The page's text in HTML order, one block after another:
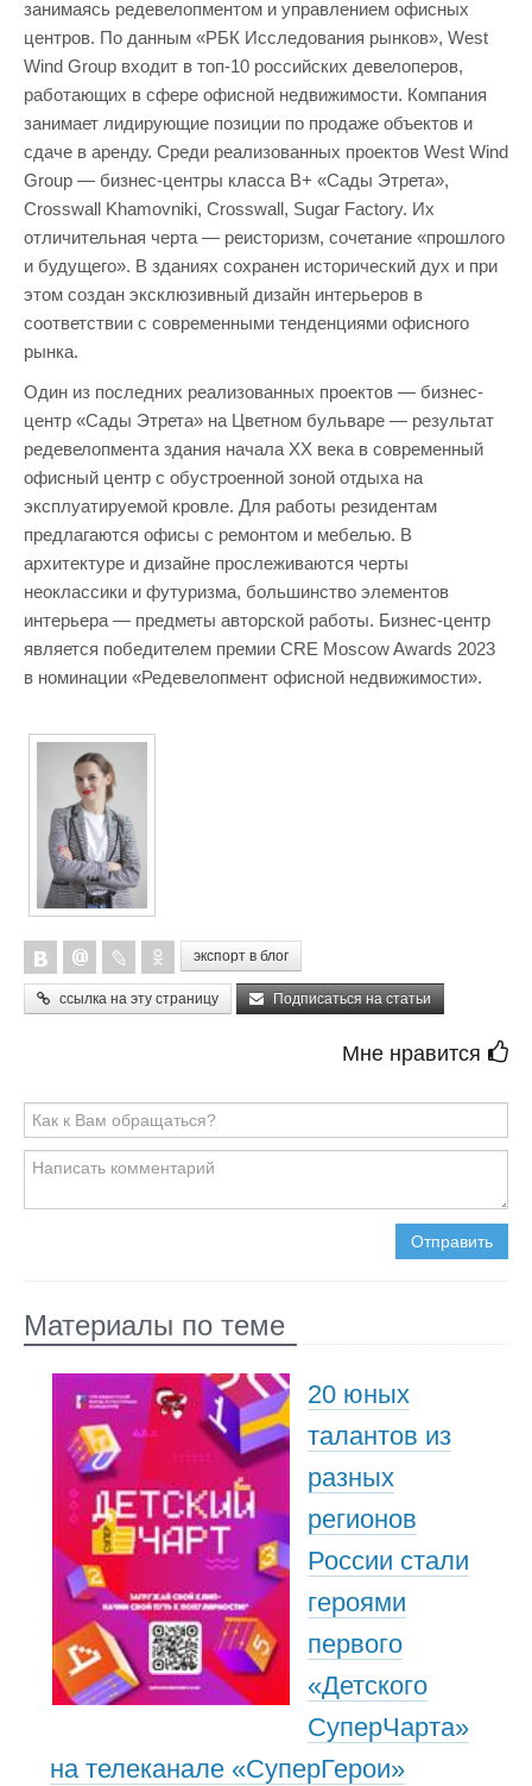
занимаясь редевелопментом и управлением офисных
центров. По данным «РБК Исследования рынков», West
Wind Group входит в топ-10 российских девелоперов,
работающих в сфере офисной недвижимости. Компания
занимает лидирующие позиции по продаже объектов и
сдаче в аренду. Среди реализованных проектов West Wind
Group — бизнес-центры класса В+ «Сады Этрета»,
Crosswall Khamovniki, Crosswall, Sugar Factory. Их
отличительная черта — реисторизм, сочетание «прошлого
и будущего». В зданиях сохранен исторический дух и при
этом создан эксклюзивный дизайн интерьеров в
соответствии с современными тенденциями офисного
рынка.
Один из последних реализованных проектов — бизнес-
центр «Сады Этрета» на Цветном бульваре — результат
редевелопмента здания начала ХХ века в современный
офисный центр с обустроенной зоной отдыха на
эксплуатируемой кровле. Для работы резидентам
предлагаются офисы с ремонтом и мебелью. В
архитектуре и дизайне прослеживаются черты
неоклассики и футуризма, большинство элементов
интерьера — предметы авторской работы. Бизнес-центр
является победителем премии CRE Moscow Awards 2023
в номинации «Редевелопмент офисной недвижимости».
экспорт в блог
ссылка на эту страницу Подписаться на статьи
Мне нравится
Отправить
Материалы по теме
20 юных
талантов из
разных
регионов
России стали
героями
первого
«Детского
СуперЧарта»
на телеканале «СуперГерои»